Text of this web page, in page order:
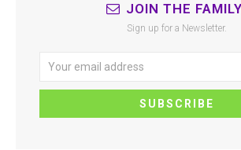
JOIN THE
Sign up for a Newsletter.